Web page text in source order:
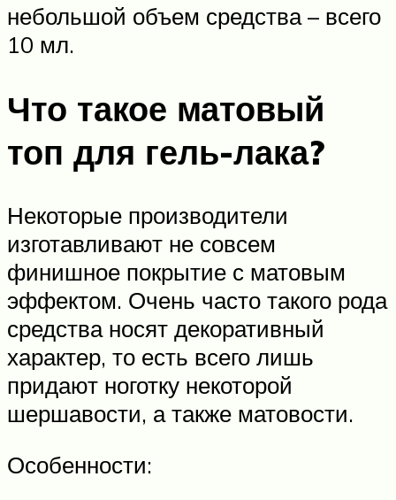
небольшой объем средства – всего
10 мл.
Что такое матовый
топ для гель-лака?
Некоторые производители
изготавливают не совсем
финишное покрытие с матовым
эффектом. Очень часто такого рода
средства носят декоративный
характер, то есть всего лишь
придают ноготку некоторой
шершавости, а также матовости.
Особенности: